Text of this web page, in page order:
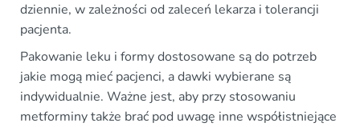
dziennie, w zależności od zaleceń lekarza i tolerancji
pacjenta.
Pakowanie leku i formy dostosowane są do potrzeb
jakie mogą mieć pacjenci, a dawki wybierane są
indywidualnie. Ważne jest, aby przy stosowaniu
metforminy także brać pod uwagę inne współistniejące